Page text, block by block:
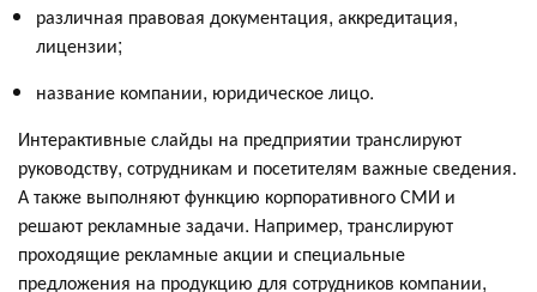
различная правовая документация, аккредитация,
лицензии;
название компании, юридическое лицо.
Интерактивные слайды на предприятии транслируют
руководству, сотрудникам и посетителям важные сведения.
А также выполняют функцию корпоративного СМИ и
решают рекламные задачи. Например, транслируют
проходящие рекламные акции и специальные
предложения на продукцию для сотрудников компании,